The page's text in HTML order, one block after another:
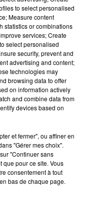
rochefortaise
est décédée
commune
a été
en Deux-
et-Loire :
to select personalised
Measure content
statistics or combinations
services; Create
select personalised
security, prevent and
advertising and content;
technologies may
browsing data to offer
on information actively
and combine data from
devices based on
et fermer", ou affiner en
"Gérer mes choix".
"Continuer sans
que pour ce site. Vous
consentement à tout
bas de chaque page.